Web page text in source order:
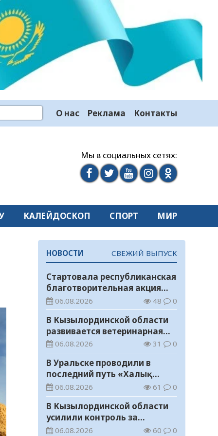
О нас Реклама Контакты
Мы в социальных сетях:
КАЛЕЙДОСКОП СПОРТ МИР
НОВОСТИ СВЕЖИЙ ВЫПУСК
Стартовала республиканская
благотворительная акция
«Дорога в школу»
06.08.2026 48 0
В Кызылординской области
развивается ветеринарная
отрасль
06.08.2026 31 0
В Уральске проводили в
последний путь «Халық
Қаһарманы» Ивана
Степановича Гапича
06.08.2026 61 0
В Кызылординской области
усилили контроль за
финансовой дисциплиной
06.08.2026 60 0